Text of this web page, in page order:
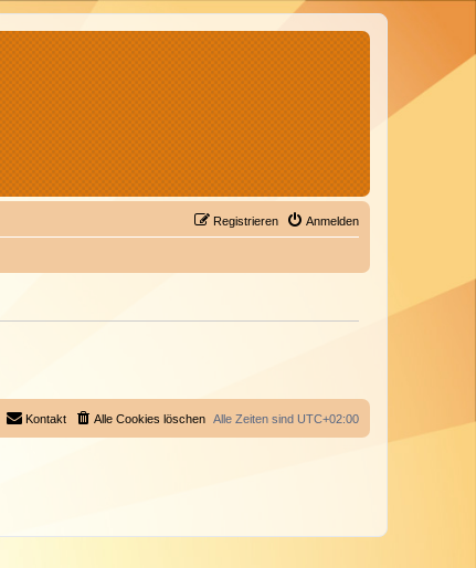
Anmelden
Registrieren
Alle Zeiten sind UTC+02:00
Alle Cookies löschen
Kontakt